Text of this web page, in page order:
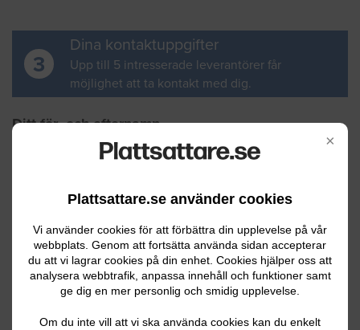
×
Plattsattare.se använder cookies
Vi använder cookies för att förbättra din upplevelse på vår
webbplats. Genom att fortsätta använda sidan accepterar
du att vi lagrar cookies på din enhet. Cookies hjälper oss att
analysera webbtrafik, anpassa innehåll och funktioner samt
ge dig en mer personlig och smidig upplevelse.
Om du inte vill att vi ska använda cookies kan du enkelt
3
Dina kontaktuppgifter
Upp till 5 intresserade leverantörer får
möjlighet att ta kontakt med dig.
Ditt för- och efternamn
Din e-postadress
Ditt telefonnummer